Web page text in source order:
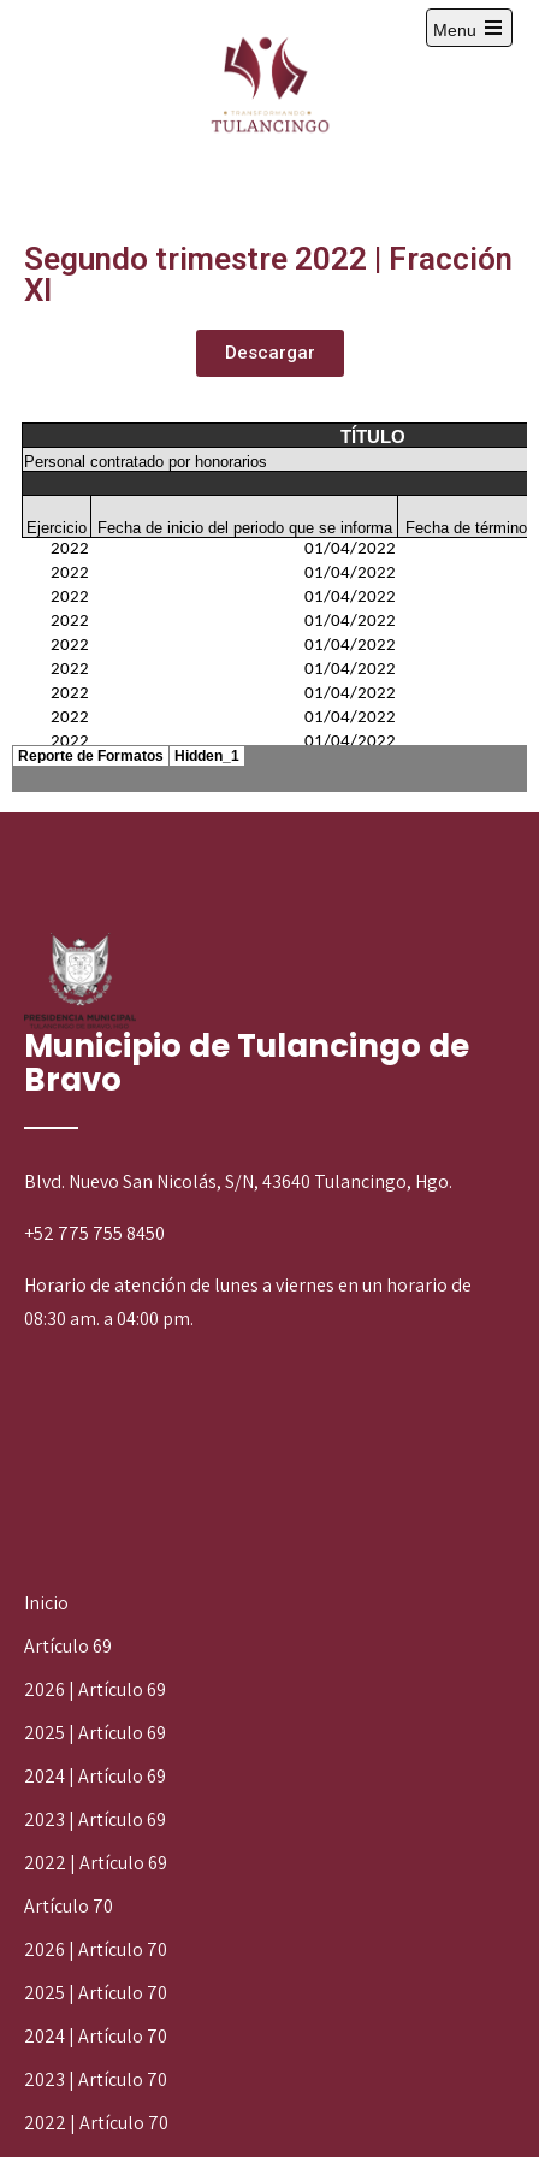
Menu
Segundo trimestre 2022 | Fracción
XI
Descargar
Municipio de Tulancingo de
Bravo
Blvd. Nuevo San Nicolás, S/N, 43640 Tulancingo, Hgo.
+52 775 755 8450
Horario de atención de lunes a viernes en un horario de
08:30 am. a 04:00 pm.
Inicio
Artículo 69
2026 | Artículo 69
2025 | Artículo 69
2024 | Artículo 69
2023 | Artículo 69
2022 | Artículo 69
Artículo 70
2026 | Artículo 70
2025 | Artículo 70
2024 | Artículo 70
2023 | Artículo 70
2022 | Artículo 70